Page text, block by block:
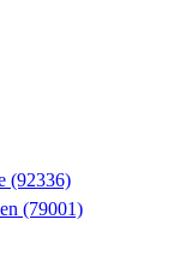
(92336)
(79001)